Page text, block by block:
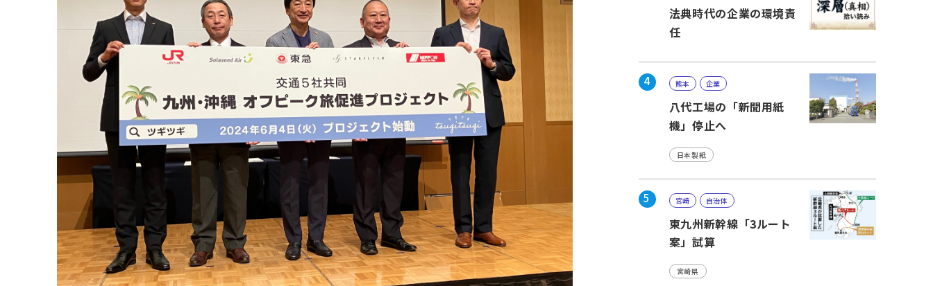
法典時代の企業の環境責
任
4 熊本 企業
八代工場の「新聞用紙
機」停止へ
日本製紙
5 宮崎 自治体
東九州新幹線「3ルート
案」試算
宮崎県